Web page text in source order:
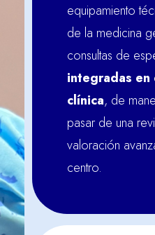
equipamiento
de la medicina
consultas de
integradas
clínica, de
pasar de una
valoración
centro.